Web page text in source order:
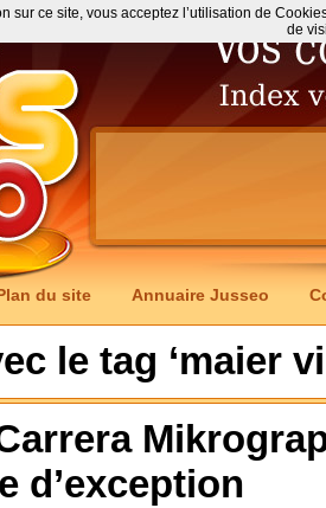
du site Annuaire Jusseo
le tag ‘maier
d’exception
sur ce site, vous acceptez l’utilisation de
de